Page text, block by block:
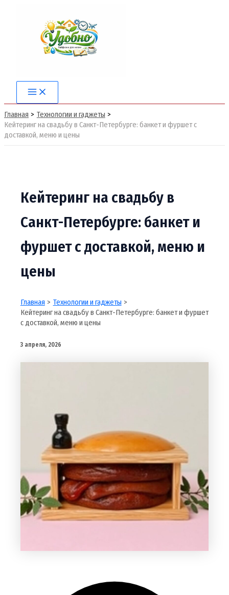
содержимому
Main
Menu
Главная
Технологии и гаджеты
Кейтеринг на свадьбу в Санкт-Петербурге: банкет и фуршет с
доставкой, меню и цены
Кейтеринг на свадьбу в
Санкт-Петербурге: банкет и
фуршет с доставкой, меню и
цены
Главная
Технологии и гаджеты
Кейтеринг на свадьбу в Санкт-Петербурге: банкет и фуршет
с доставкой, меню и цены
3 апреля, 2026